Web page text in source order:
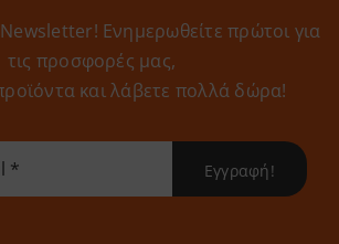
Eνημερωθείτε πρώτοι για
τις προσφορές μας,
και λάβετε πολλά δώρα!
Εγγραφή!